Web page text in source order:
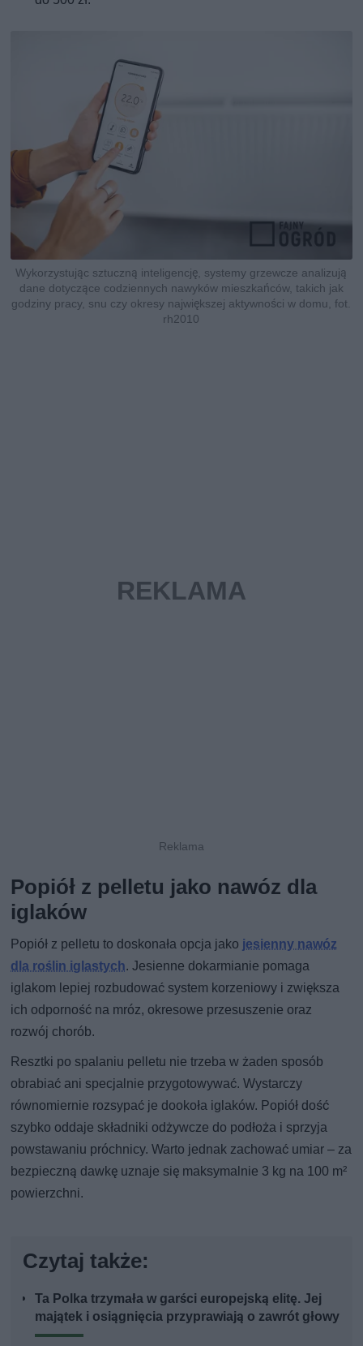
Wykorzystując sztuczną inteligencję, systemy grzewcze analizują
dane dotyczące codziennych nawyków mieszkańców, takich jak
godziny pracy, snu czy okresy największej aktywności w domu, fot.
rh2010
Popiół z pelletu jako nawóz dla
iglaków
Popiół z pelletu to doskonała opcja jako jesienny nawóz
dla roślin iglastych. Jesienne dokarmianie pomaga
iglakom lepiej rozbudować system korzeniowy i zwiększa
ich odporność na mróz, okresowe przesuszenie oraz
rozwój chorób.
Resztki po spalaniu pelletu nie trzeba w żaden sposób
obrabiać ani specjalnie przygotowywać. Wystarczy
równomiernie rozsypać je dookoła iglaków. Popiół dość
szybko oddaje składniki odżywcze do podłoża i sprzyja
powstawaniu próchnicy. Warto jednak zachować umiar – za
bezpieczną dawkę uznaje się maksymalnie 3 kg na 100 m²
powierzchni.
Czytaj także:
Ta Polka trzymała w garści europejską elitę. Jej
majątek i osiągnięcia przyprawiają o zawrót głowy